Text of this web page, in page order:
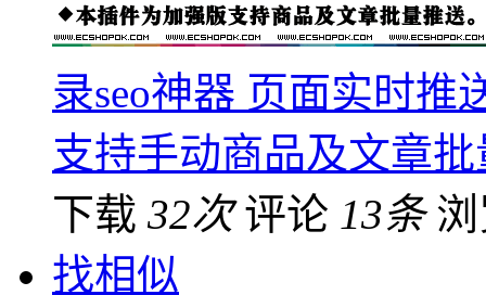
录seo神器 页面实时推
支持手动商品及文章
下载 32次 评论 13条
找相似